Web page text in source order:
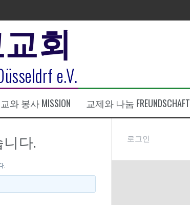
회
e.V.
와 봉사 MISSION 교제와 나눔 FREUNDSCHAFT
다.
.
로그인